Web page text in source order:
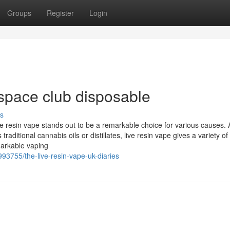
Groups Register Login
club disposable
vape stands out to be a remarkable choice for various causes.
cannabis oils or distillates, live resin vape gives a variety of
vaping
the-live-resin-vape-uk-diaries